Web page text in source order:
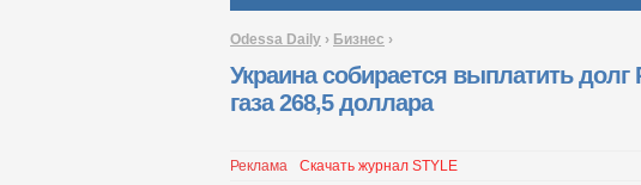
Odessa Daily › Бизнес ›
Украина собирается выплатить долг
газа 268,5 доллара
Реклама Скачать журнал STYLE